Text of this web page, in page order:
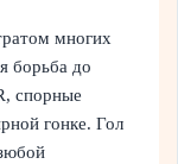
многих
борьба до
спорные
гонке. Гол